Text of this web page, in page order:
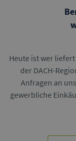
Heute ist wer
der DACH-
Anfragen an
gewerbliche